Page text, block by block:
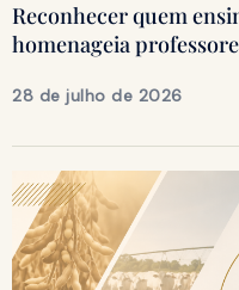
Reconhecer quem
homenageia
28 de julho de 2026